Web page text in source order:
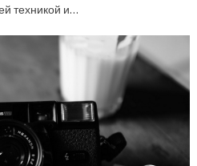
техникой и…